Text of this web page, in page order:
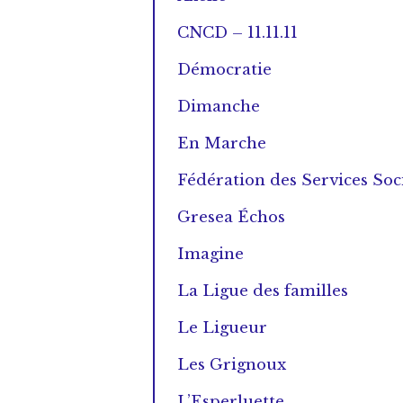
CNCD – 11.11.11
Démocratie
Dimanche
En Marche
Fédération des Services
Gresea Échos
Imagine
La Ligue des familles
Le Ligueur
Les Grignoux